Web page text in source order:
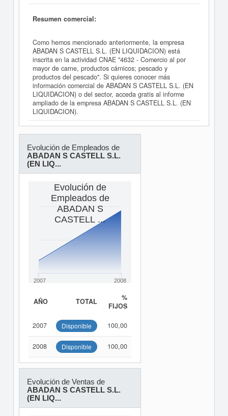
Resumen comercial:
Como hemos mencionado anteriormente, la empresa
ABADAN S CASTELL S.L. (EN LIQUIDACION) está
inscrita en la actividad CNAE "4632 - Comercio al por
mayor de carne, productos cárnicos; pescado y
productos del pescado". Si quieres conocer más
información comercial de ABADAN S CASTELL S.L. (EN
LIQUIDACION) o del sector, acceda gratis al informe
ampliado de la empresa ABADAN S CASTELL S.L. (EN
LIQUIDACION).
Evolución de Empleados de
ABADAN S CASTELL S.L.
(EN LIQ...
Evolución de
Empleados de
ABADAN S
CASTELL ...
2007 2008
AÑO TOTAL
%
FIJOS
2007 Disponible 100,00
2008 Disponible 100,00
Evolución de Ventas de
ABADAN S CASTELL S.L.
(EN LIQ...